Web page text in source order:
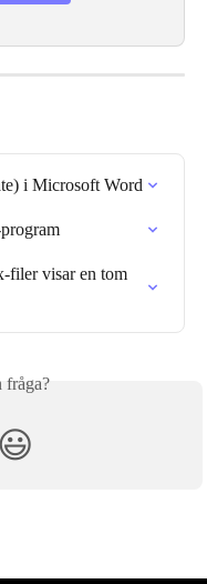
i Microsoft Word
filer visar en tom
fråga?
😃